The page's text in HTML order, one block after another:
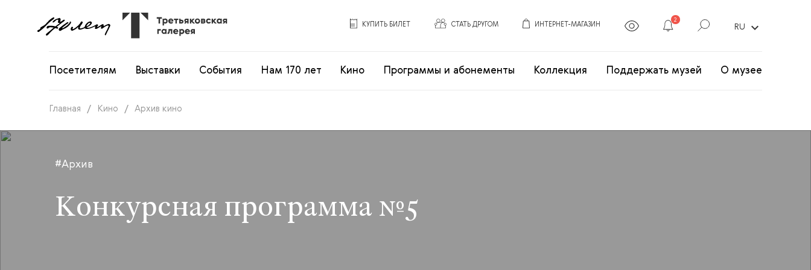
КУПИТЬ БИЛЕТ СТАТЬ ДРУГОМ ИНТЕРНЕТ-МАГАЗИН
2
RU expand_more
Посетителям Выставки События Нам 170 лет Кино Программы и абонементы Коллекция Поддержать музей О музее
Главная / Кино / Архив кино
#Архив
Конкурсная программа №5